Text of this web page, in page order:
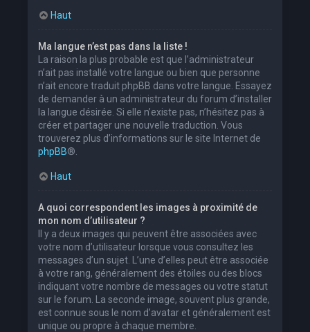
Haut
Ma langue n’est pas dans la liste !
La raison la plus probable est que l’administrateur
n’ait pas installé votre langue ou bien que personne
n’ait encore traduit phpBB dans votre langue. Essayez
de demander à un administrateur du forum d’installer
la langue désirée. Si elle n’existe pas, n’hésitez pas à
créer et partager une nouvelle traduction. Vous
trouverez plus d’informations sur le site Internet de
phpBB®.
Haut
A quoi correspondent les images à proximité de
mon nom d’utilisateur ?
Il y a deux images qui peuvent être associées avec
votre nom d’utilisateur lorsque vous consultez les
messages d’un sujet. L’une d’elles peut être associée
à votre rang, généralement des étoiles ou des blocs
indiquant votre nombre de messages ou votre statut
sur le forum. La seconde image, souvent plus grande,
est connue sous le nom d’avatar et généralement est
unique ou propre à chaque membre.